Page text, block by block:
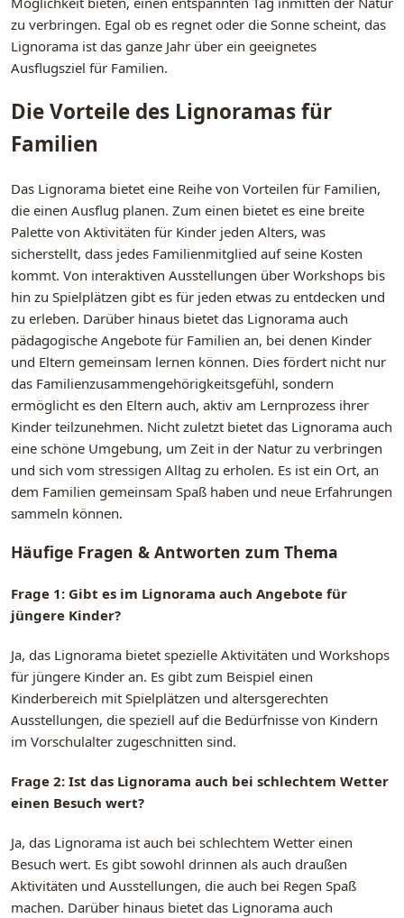
zu verbringen. Egal ob es regnet oder die Sonne scheint, das
Lignorama ist das ganze Jahr über ein geeignetes
Ausflugsziel für Familien.
Die Vorteile des Lignoramas für
Familien
Das Lignorama bietet eine Reihe von Vorteilen für Familien,
die einen Ausflug planen. Zum einen bietet es eine breite
Palette von Aktivitäten für Kinder jeden Alters, was
sicherstellt, dass jedes Familienmitglied auf seine Kosten
kommt. Von interaktiven Ausstellungen über Workshops bis
hin zu Spielplätzen gibt es für jeden etwas zu entdecken und
zu erleben. Darüber hinaus bietet das Lignorama auch
pädagogische Angebote für Familien an, bei denen Kinder
und Eltern gemeinsam lernen können. Dies fördert nicht nur
das Familienzusammengehörigkeitsgefühl, sondern
ermöglicht es den Eltern auch, aktiv am Lernprozess ihrer
Kinder teilzunehmen. Nicht zuletzt bietet das Lignorama auch
eine schöne Umgebung, um Zeit in der Natur zu verbringen
und sich vom stressigen Alltag zu erholen. Es ist ein Ort, an
dem Familien gemeinsam Spaß haben und neue Erfahrungen
sammeln können.
Häufige Fragen & Antworten zum Thema
Frage 1: Gibt es im Lignorama auch Angebote für
jüngere Kinder?
Ja, das Lignorama bietet spezielle Aktivitäten und Workshops
für jüngere Kinder an. Es gibt zum Beispiel einen
Kinderbereich mit Spielplätzen und altersgerechten
Ausstellungen, die speziell auf die Bedürfnisse von Kindern
im Vorschulalter zugeschnitten sind.
Frage 2: Ist das Lignorama auch bei schlechtem Wetter
einen Besuch wert?
Ja, das Lignorama ist auch bei schlechtem Wetter einen
Besuch wert. Es gibt sowohl drinnen als auch draußen
Aktivitäten und Ausstellungen, die auch bei Regen Spaß
machen. Darüber hinaus bietet das Lignorama auch